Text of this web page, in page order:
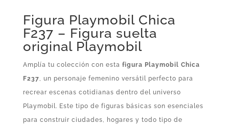
Figura Playmobil Chica
F237 – Figura suelta
original Playmobil
Amplía tu colección con esta figura Playmobil Chica
F237, un personaje femenino versátil perfecto para
recrear escenas cotidianas dentro del universo
Playmobil. Este tipo de figuras básicas son esenciales
para construir ciudades, hogares y todo tipo de